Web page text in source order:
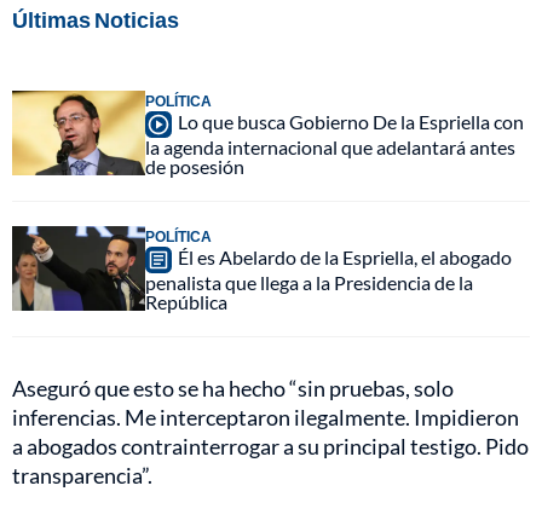
Últimas Noticias
POLÍTICA
Lo que busca Gobierno De la Espriella con
la agenda internacional que adelantará antes
de posesión
POLÍTICA
Él es Abelardo de la Espriella, el abogado
penalista que llega a la Presidencia de la
República
Aseguró que esto se ha hecho “sin pruebas, solo
inferencias. Me interceptaron ilegalmente. Impidieron
a abogados contrainterrogar a su principal testigo. Pido
transparencia”.